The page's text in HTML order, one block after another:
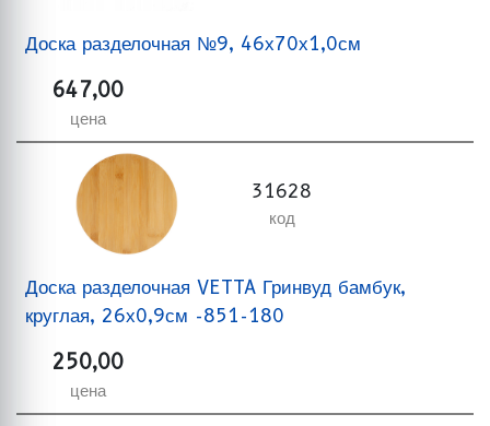
Доска разделочная №9, 46х70х1,0см
647,00
цена
31628
код
Доска разделочная VETTA Гринвуд бамбук,
круглая, 26х0,9см -851-180
250,00
цена